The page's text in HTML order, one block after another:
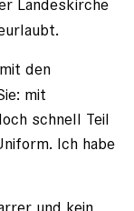
Landeskirche
den
mit
schnell Teil
Ich habe